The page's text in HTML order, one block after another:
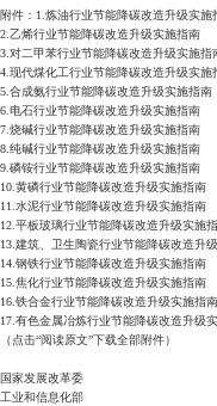
附件：1.炼油行业节能降碳改造升级实施
2.乙烯行业节能降碳改造升级实施指南
3.对二甲苯行业节能降碳改造升级实施指
4.现代煤化工行业节能降碳改造升级实施
5.合成氨行业节能降碳改造升级实施指南
6.电石行业节能降碳改造升级实施指南
7.烧碱行业节能降碳改造升级实施指南
8.纯碱行业节能降碳改造升级实施指南
9.磷铵行业节能降碳改造升级实施指南
10.黄磷行业节能降碳改造升级实施指南
11.水泥行业节能降碳改造升级实施指南
12.平板玻璃行业节能降碳改造升级实施
13.建筑、卫生陶瓷行业节能降碳改造升
14.钢铁行业节能降碳改造升级实施指南
15.焦化行业节能降碳改造升级实施指南
16.铁合金行业节能降碳改造升级实施指
17.有色金属冶炼行业节能降碳改造升级
（点击“阅读原文”下载全部附件）
国家发展改革委
工业和信息化部